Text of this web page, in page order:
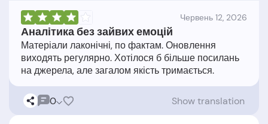
Червень 12, 2026
Аналітика без зайвих емоцій
Матеріали лаконічні, по фактам. Оновлення
виходять регулярно. Хотілося б більше посилань
0 Show translation